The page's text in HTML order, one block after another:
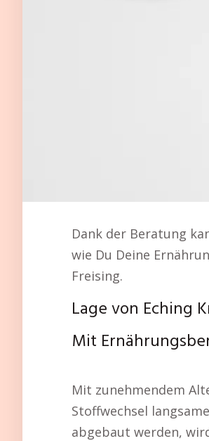
Dank der Beratung
wie Du Deine
Freising.
Lage von Eching
Mit
Mit zunehmendem
Stoffwechsel
abgebaut werden,